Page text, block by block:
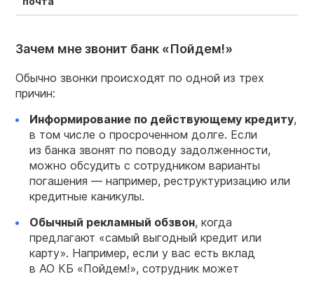
Зачем мне звонит банк «Пойдем!»
Обычно звонки происходят по одной из трех
причин:
Информирование по действующему кредиту,
в том числе о просроченном долге. Если
из банка звонят по поводу задолженности,
можно обсудить с сотрудником варианты
погашения — например, реструктуризацию или
кредитные каникулы.
Обычный рекламный обзвон, когда
предлагают «самый выгодный кредит или
карту». Например, если у вас есть вклад
в АО КБ «Пойдем!», сотрудник может